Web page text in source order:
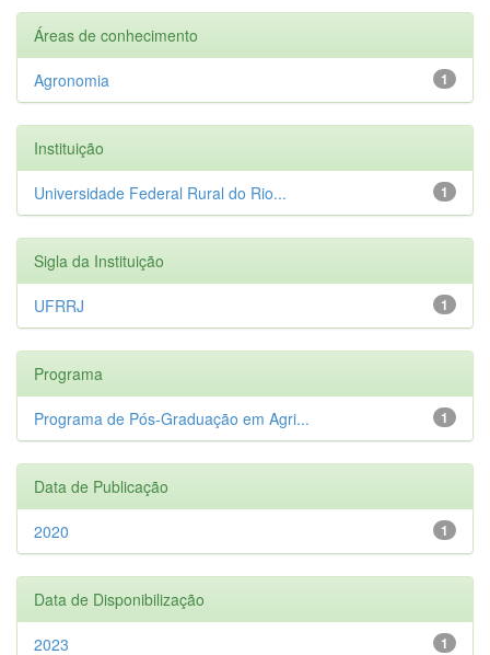
Áreas de conhecimento
1
Agronomia
Instituição
1
Universidade Federal Rural do Rio...
Sigla da Instituição
1
UFRRJ
Programa
1
Programa de Pós-Graduação em Agri...
Data de Publicação
1
2020
Data de Disponibilização
1
2023